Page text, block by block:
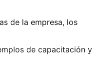
de la empresa, los
de capacitación y